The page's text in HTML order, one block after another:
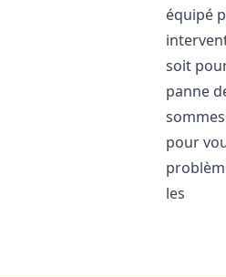
équipé
soit
panne
pour
les